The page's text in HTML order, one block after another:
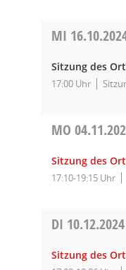
MI
Sitzung des
17:00 Uhr
MO
Sitzung des
17:10-19:15 Uhr
DI 10.12.2024
Sitzung des